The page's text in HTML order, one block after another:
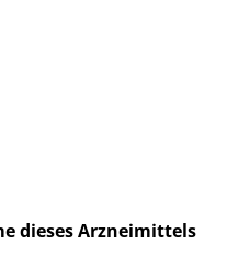
dieses Arzneimittels